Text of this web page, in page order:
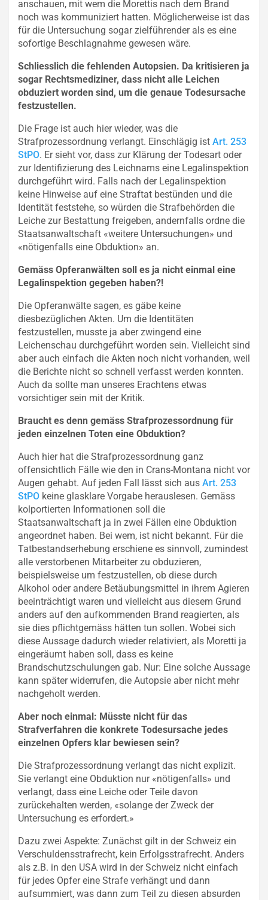
anschauen, mit wem die Morettis nach dem Brand
noch was kommuniziert hatten. Möglicherweise ist das
für die Untersuchung sogar zielführender als es eine
sofortige Beschlagnahme gewesen wäre.
Schliesslich die fehlenden Autopsien. Da kritisieren ja
sogar Rechtsmediziner, dass nicht alle Leichen
obduziert worden sind, um die genaue Todesursache
festzustellen.
Die Frage ist auch hier wieder, was die
Strafprozessordnung verlangt. Einschlägig ist Art. 253
StPO. Er sieht vor, dass zur Klärung der Todesart oder
zur Identifizierung des Leichnams eine Legalinspektion
durchgeführt wird. Falls nach der Legalinspektion
keine Hinweise auf eine Straftat bestünden und die
Identität feststehe, so würden die Strafbehörden die
Leiche zur Bestattung freigeben, andernfalls ordne die
Staatsanwaltschaft «weitere Untersuchungen» und
«nötigenfalls eine Obduktion» an.
Gemäss Opferanwälten soll es ja nicht einmal eine
Legalinspektion gegeben haben?!
Die Opferanwälte sagen, es gäbe keine
diesbezüglichen Akten. Um die Identitäten
festzustellen, musste ja aber zwingend eine
Leichenschau durchgeführt worden sein. Vielleicht sind
aber auch einfach die Akten noch nicht vorhanden, weil
die Berichte nicht so schnell verfasst werden konnten.
Auch da sollte man unseres Erachtens etwas
vorsichtiger sein mit der Kritik.
Braucht es denn gemäss Strafprozessordnung für
jeden einzelnen Toten eine Obduktion?
Auch hier hat die Strafprozessordnung ganz
offensichtlich Fälle wie den in Crans-Montana nicht vor
Augen gehabt. Auf jeden Fall lässt sich aus Art. 253
StPO keine glasklare Vorgabe herauslesen. Gemäss
kolportierten Informationen soll die
Staatsanwaltschaft ja in zwei Fällen eine Obduktion
angeordnet haben. Bei wem, ist nicht bekannt. Für die
Tatbestandserhebung erschiene es sinnvoll, zumindest
alle verstorbenen Mitarbeiter zu obduzieren,
beispielsweise um festzustellen, ob diese durch
Alkohol oder andere Betäubungsmittel in ihrem Agieren
beeinträchtigt waren und vielleicht aus diesem Grund
anders auf den aufkommenden Brand reagierten, als
sie dies pflichtgemäss hätten tun sollen. Wobei sich
diese Aussage dadurch wieder relativiert, als Moretti ja
eingeräumt haben soll, dass es keine
Brandschutzschulungen gab. Nur: Eine solche Aussage
kann später widerrufen, die Autopsie aber nicht mehr
nachgeholt werden.
Aber noch einmal: Müsste nicht für das
Strafverfahren die konkrete Todesursache jedes
einzelnen Opfers klar bewiesen sein?
Die Strafprozessordnung verlangt das nicht explizit.
Sie verlangt eine Obduktion nur «nötigenfalls» und
verlangt, dass eine Leiche oder Teile davon
zurückehalten werden, «solange der Zweck der
Untersuchung es erfordert.»
Dazu zwei Aspekte: Zunächst gilt in der Schweiz ein
Verschuldensstrafrecht, kein Erfolgsstrafrecht. Anders
als z.B. in den USA wird in der Schweiz nicht einfach
für jedes Opfer eine Strafe verhängt und dann
aufsummiert, was dann zum Teil zu diesen absurden